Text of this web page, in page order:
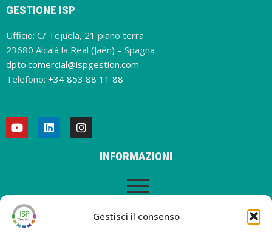
Gestisci il consenso
GESTIONE ISP
Ufficio: C/ Tejuela, 21 piano terra
23680 Alcalá la Real (Jaén) – Spagna
dpto.comercial@ispgestion.com
Telefono: +34 853 88 11 88
INFORMAZIONI
AVVISO LEGALE